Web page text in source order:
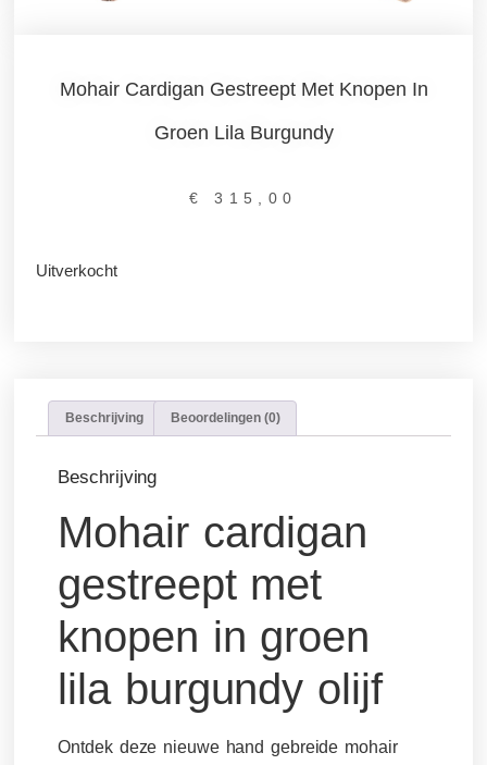
Mohair Cardigan Gestreept Met Knopen In
Groen Lila Burgundy
€ 315,00
Uitverkocht
Beschrijving Beoordelingen (0)
Beschrijving
Mohair cardigan
gestreept met
knopen in groen
lila burgundy olijf
Ontdek deze nieuwe hand gebreide mohair